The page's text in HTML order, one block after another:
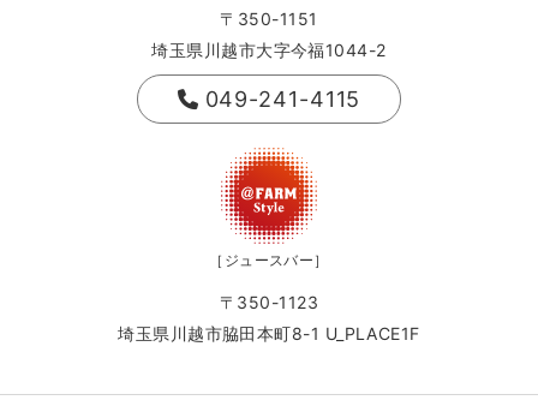
〒350-1151
埼玉県川越市大字今福1044-2
049-241-4115
［ジュースバー］
〒350-1123
埼玉県川越市脇田本町8-1 U_PLACE1F